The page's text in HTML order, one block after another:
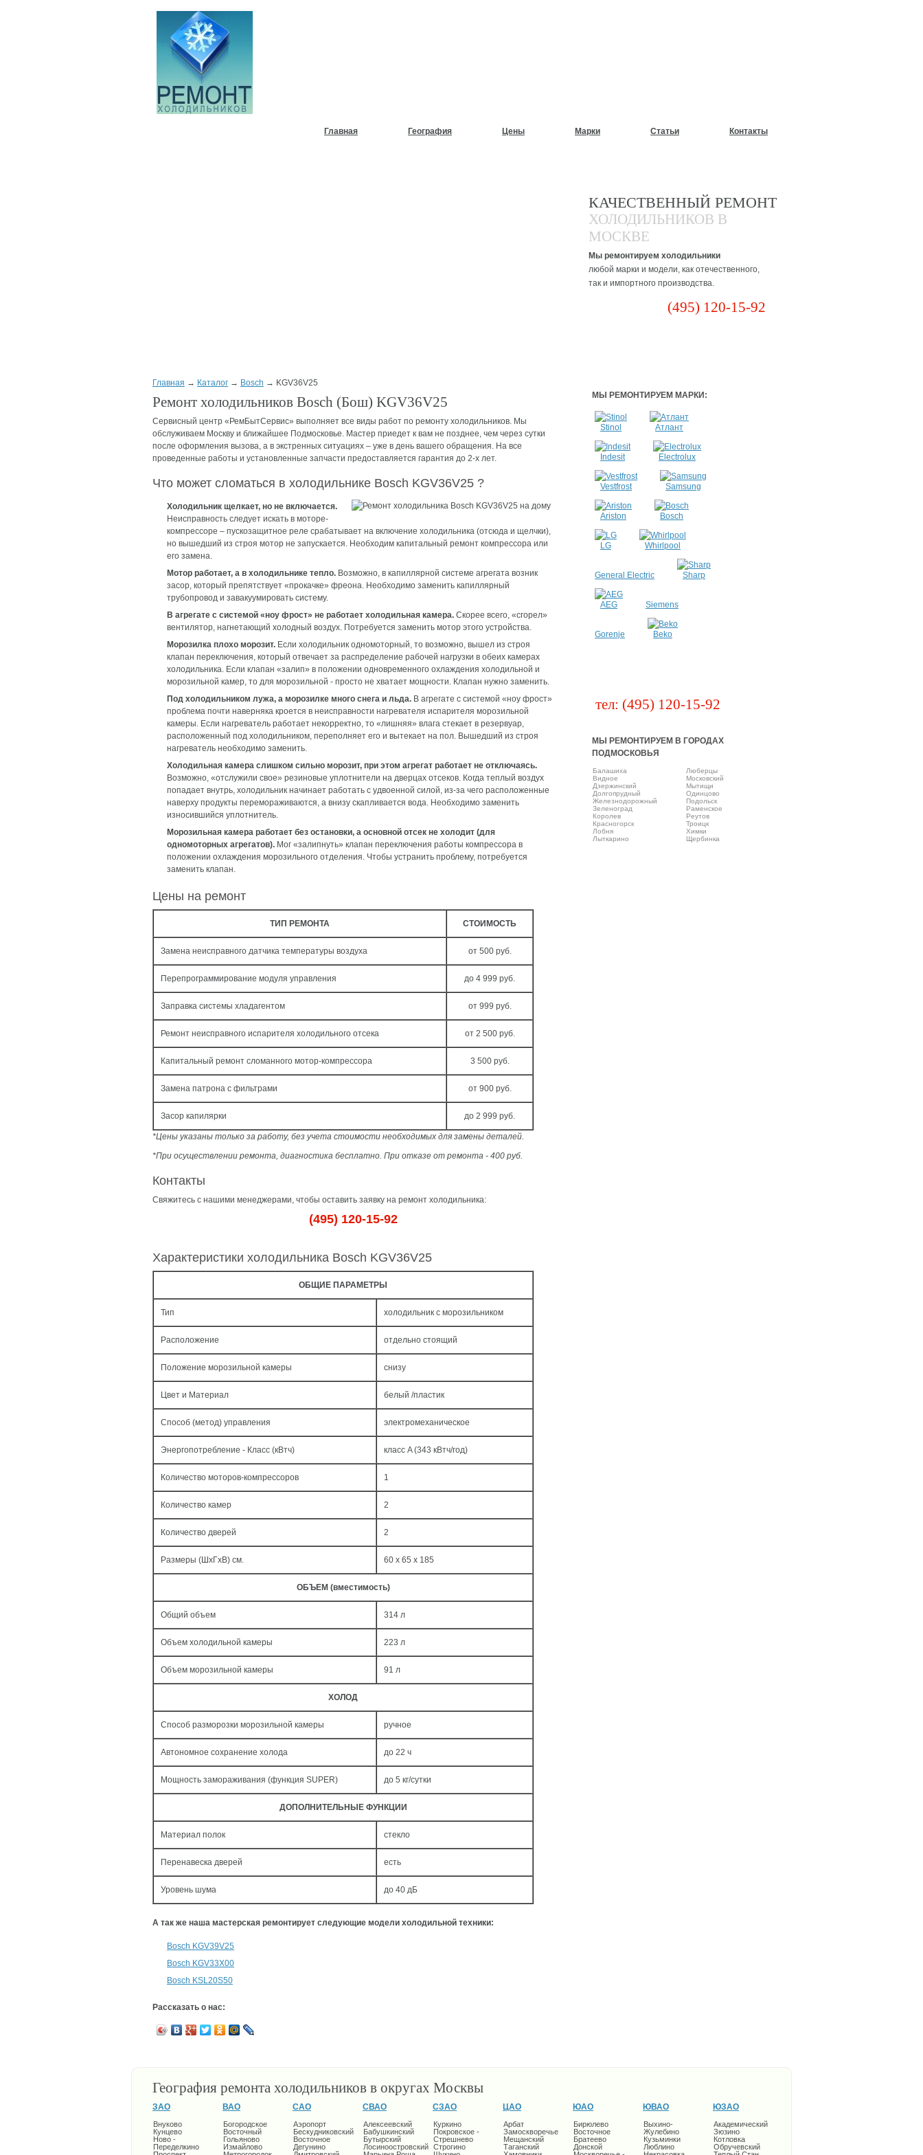
Главная География Цены Марки Статьи Контакты
КАЧЕСТВЕННЫЙ РЕМОНТ
ХОЛОДИЛЬНИКОВ В
МОСКВЕ
Мы ремонтируем холодильники
любой марки и модели, как отечественного,
так и импортного производства.
(495) 120-15-92
Главная → Каталог → Bosch → KGV36V25
Ремонт холодильников Bosch (Бош) KGV36V25
Сервисный центр «РемБытСервис» выполняет все виды работ по ремонту холодильников. Мы
обслуживаем Москву и ближайшее Подмосковье. Мастер приедет к вам не позднее, чем через сутки
после оформления вызова, а в экстренных ситуациях – уже в день вашего обращения. На все
проведенные работы и установленные запчасти предоставляется гарантия до 2-х лет.
Что может сломаться в холодильнике Bosch KGV36V25 ?
Холодильник щелкает, но не включается.
Неисправность следует искать в моторе-
компрессоре – пускозащитное реле срабатывает на включение холодильника (отсюда и щелчки),
но вышедший из строя мотор не запускается. Необходим капитальный ремонт компрессора или
его замена.
Мотор работает, а в холодильнике тепло. Возможно, в капиллярной системе агрегата возник
засор, который препятствует «прокачке» фреона. Необходимо заменить капиллярный
трубопровод и завакуумировать систему.
В агрегате с системой «ноу фрост» не работает холодильная камера. Скорее всего, «сгорел»
вентилятор, нагнетающий холодный воздух. Потребуется заменить мотор этого устройства.
Морозилка плохо морозит. Если холодильник одномоторный, то возможно, вышел из строя
клапан переключения, который отвечает за распределение рабочей нагрузки в обеих камерах
холодильника. Если клапан «залип» в положении одновременного охлаждения холодильной и
морозильной камер, то для морозильной - просто не хватает мощности. Клапан нужно заменить.
Под холодильником лужа, а морозилке много снега и льда. В агрегате с системой «ноу фрост»
проблема почти наверняка кроется в неисправности нагревателя испарителя морозильной
камеры. Если нагреватель работает некорректно, то «лишняя» влага стекает в резервуар,
расположенный под холодильником, переполняет его и вытекает на пол. Вышедший из строя
нагреватель необходимо заменить.
Холодильная камера слишком сильно морозит, при этом агрегат работает не отключаясь.
Возможно, «отслужили свое» резиновые уплотнители на дверцах отсеков. Когда теплый воздух
попадает внутрь, холодильник начинает работать с удвоенной силой, из-за чего расположенные
наверху продукты перемораживаются, а внизу скапливается вода. Необходимо заменить
износившийся уплотнитель.
Морозильная камера работает без остановки, а основной отсек не холодит (для
одномоторных агрегатов). Мог «залипнуть» клапан переключения работы компрессора в
положении охлаждения морозильного отделения. Чтобы устранить проблему, потребуется
заменить клапан.
Цены на ремонт
ТИП РЕМОНТА СТОИМОСТЬ
Замена неисправного датчика температуры воздуха от 500 руб.
Перепрограммирование модуля управления до 4 999 руб.
Заправка системы хладагентом от 999 руб.
Ремонт неисправного испарителя холодильного отсека от 2 500 руб.
Капитальный ремонт сломанного мотор-компрессора 3 500 руб.
Замена патрона с фильтрами от 900 руб.
Засор капилярки до 2 999 руб.
*Цены указаны только за работу, без учета стоимости необходимых для замены деталей.
*При осуществлении ремонта, диагностика бесплатно. При отказе от ремонта - 400 руб.
Контакты
Свяжитесь с нашими менеджерами, чтобы оставить заявку на ремонт холодильника:
(495) 120-15-92
Характеристики холодильника Bosch KGV36V25
ОБЩИЕ ПАРАМЕТРЫ
Тип холодильник с морозильником
Расположение отдельно стоящий
Положение морозильной камеры снизу
Цвет и Материал белый /пластик
Способ (метод) управления электромеханическое
Энергопотребление - Класс (кВтч) класс A (343 кВтч/год)
Количество моторов-компрессоров 1
Количество камер 2
Количество дверей 2
Размеры (ШxГxВ) см. 60 x 65 x 185
ОБЪЕМ (вместимость)
Общий объем 314 л
Объем холодильной камеры 223 л
Объем морозильной камеры 91 л
ХОЛОД
Способ разморозки морозильной камеры ручное
Автономное сохранение холода до 22 ч
Мощность замораживания (функция SUPER) до 5 кг/cутки
ДОПОЛНИТЕЛЬНЫЕ ФУНКЦИИ
Материал полок стекло
Перенавеска дверей есть
Уровень шума до 40 дБ
А так же наша мастерская ремонтирует следующие модели холодильной техники:
Bosch KGV39V25
Bosch KGV33X00
Bosch KSL20S50
Рассказать о нас:
МЫ РЕМОНТИРУЕМ МАРКИ:
Stinol Атлант
Indesit Electrolux
Vestfrost Samsung
Ariston Bosch
LG Whirlpool
General Electric Sharp
AEG Siemens
Gorenje Beko
тел: (495) 120-15-92
МЫ РЕМОНТИРУЕМ В ГОРОДАХ
ПОДМОСКОВЬЯ
Балашиха
Виднoe
Дзержинский
Долгопрудный
Железнодорожный
Зеленоград
Королев
Красногорск
Лобня
Лыткарино
Люберцы
Московский
Мытищи
Одинцово
Подольск
Раменское
Реутов
Троицк
Химки
Щербинка
География ремонта холодильников в округах Москвы
ЗАО
Внуково
Кунцево
Ново -
Переделкино
ВАО
Богородское
Восточный
Гольяново
Измайлово
САО
Аэропорт
Бескудниковский
Восточное
Дегунино
СВАО
Алексеевский
Бабушкинский
Бутырский
Лосиноостровский
СЗАО
Куркино
Покровское -
Стрешнево
Строгино
ЦАО
Арбат
Замоскворечье
Мещанский
Таганский
ЮАО
Бирюлево
Восточное
Братеево
Донской
ЮВАО
Выхино-
Жулебино
Кузьминки
Люблино
ЮЗАО
Академический
Зюзино
Котловка
Обручевский